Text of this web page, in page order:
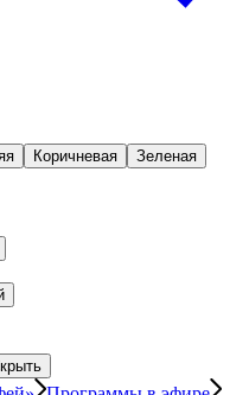
Коричневая Зеленая